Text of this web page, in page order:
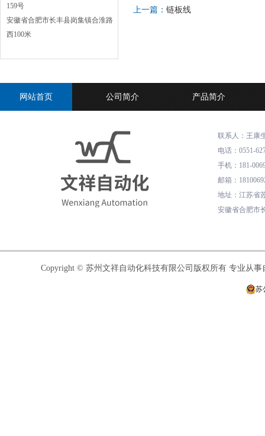
159号
安徽省合肥市长丰县岗集镇合淮路
西100米
上一篇： 链板线
网站首页 公司简介 产品简介
联系人：王康
电话 ： 0551-
手机 ： 181-
邮箱 ：
地址 ： 江苏省
安徽省合肥市
Copyright © 苏州文祥自动化科技有限公司版权所有 专业从
苏